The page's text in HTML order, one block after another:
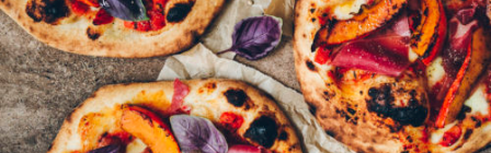
LIRE L'ARTICLE